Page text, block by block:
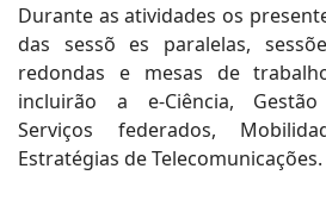
Durante as atividades os
das sessõ es paralelas,
redondas e mesas de
incluirão a e-Ciência,
Serviços federados,
Estratégias de Telecomunicações.